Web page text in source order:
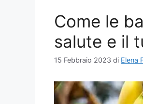
Come le
salute e il
15 Febbraio 2023 di Elena